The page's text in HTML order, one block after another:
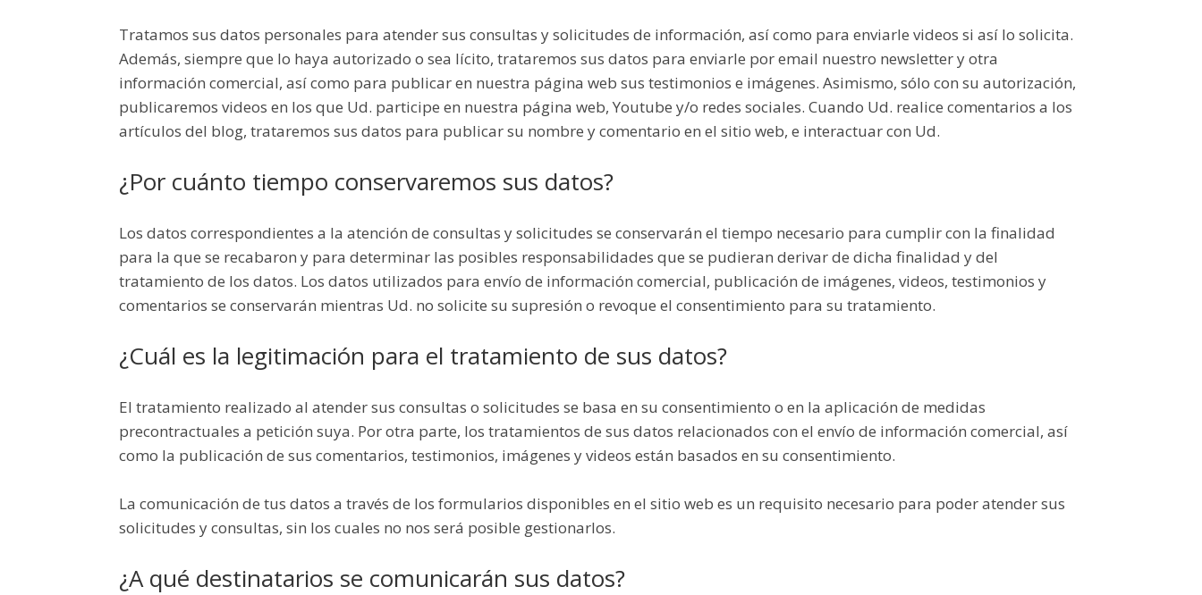
Tratamos sus datos personales para atender sus consultas y solicitudes de información, así como para enviarle videos si así lo solicita.
Además, siempre que lo haya autorizado o sea lícito, trataremos sus datos para enviarle por email nuestro newsletter y otra
información comercial, así como para publicar en nuestra página web sus testimonios e imágenes. Asimismo, sólo con su autorización,
publicaremos videos en los que Ud. participe en nuestra página web, Youtube y/o redes sociales. Cuando Ud. realice comentarios a los
artículos del blog, trataremos sus datos para publicar su nombre y comentario en el sitio web, e interactuar con Ud.
¿Por cuánto tiempo conservaremos sus datos?
Los datos correspondientes a la atención de consultas y solicitudes se conservarán el tiempo necesario para cumplir con la finalidad
para la que se recabaron y para determinar las posibles responsabilidades que se pudieran derivar de dicha finalidad y del
tratamiento de los datos. Los datos utilizados para envío de información comercial, publicación de imágenes, videos, testimonios y
comentarios se conservarán mientras Ud. no solicite su supresión o revoque el consentimiento para su tratamiento.
¿Cuál es la legitimación para el tratamiento de sus datos?
El tratamiento realizado al atender sus consultas o solicitudes se basa en su consentimiento o en la aplicación de medidas
precontractuales a petición suya. Por otra parte, los tratamientos de sus datos relacionados con el envío de información comercial, así
como la publicación de sus comentarios, testimonios, imágenes y videos están basados en su consentimiento.
La comunicación de tus datos a través de los formularios disponibles en el sitio web es un requisito necesario para poder atender sus
solicitudes y consultas, sin los cuales no nos será posible gestionarlos.
¿A qué destinatarios se comunicarán sus datos?